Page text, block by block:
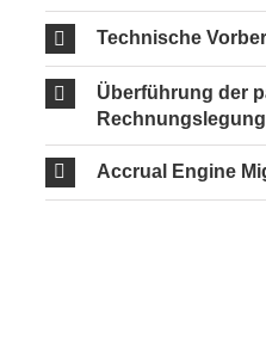
Technische
Überführung der
Rechnungslegung
Accrual Engine